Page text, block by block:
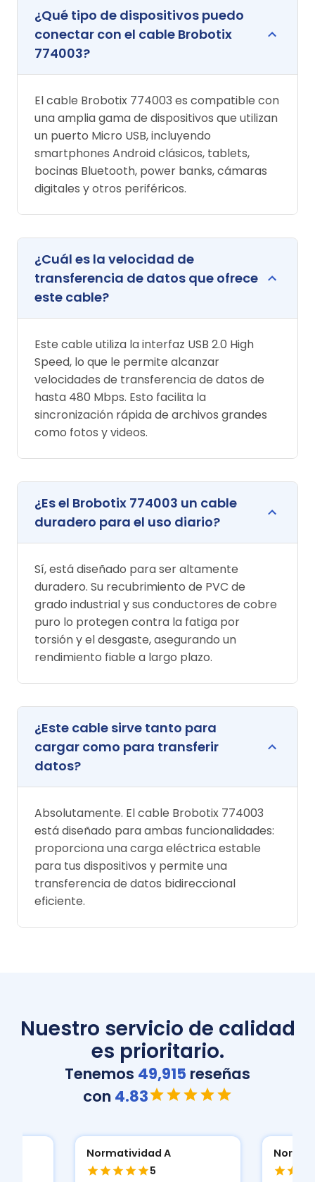
¿Qué tipo de dispositivos puedo
conectar con el cable Brobotix
774003?
El cable Brobotix 774003 es compatible con
una amplia gama de dispositivos que utilizan
un puerto Micro USB, incluyendo
smartphones Android clásicos, tablets,
bocinas Bluetooth, power banks, cámaras
digitales y otros periféricos.
¿Cuál es la velocidad de
transferencia de datos que ofrece
este cable?
Este cable utiliza la interfaz USB 2.0 High
Speed, lo que le permite alcanzar
velocidades de transferencia de datos de
hasta 480 Mbps. Esto facilita la
sincronización rápida de archivos grandes
como fotos y videos.
¿Es el Brobotix 774003 un cable
duradero para el uso diario?
Sí, está diseñado para ser altamente
duradero. Su recubrimiento de PVC de
grado industrial y sus conductores de cobre
puro lo protegen contra la fatiga por
torsión y el desgaste, asegurando un
rendimiento fiable a largo plazo.
¿Este cable sirve tanto para
cargar como para transferir
datos?
Absolutamente. El cable Brobotix 774003
está diseñado para ambas funcionalidades:
proporciona una carga eléctrica estable
para tus dispositivos y permite una
transferencia de datos bidireccional
eficiente.
Nuestro servicio de calidad
es prioritario.
Tenemos 49,915 reseñas
con 4.83
Normatividad A
5